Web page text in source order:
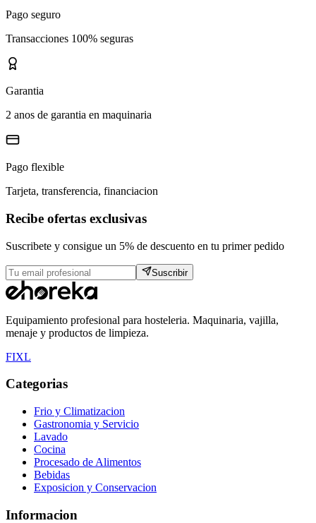
Pago seguro
Transacciones 100% seguras
Garantia
2 anos de garantia en maquinaria
Pago flexible
Tarjeta, transferencia, financiacion
Recibe ofertas exclusivas
Suscribete y consigue un 5% de descuento en tu primer pedido
Suscribir
Equipamiento profesional para hosteleria. Maquinaria, vajilla,
menaje y productos de limpieza.
FIXL
Categorias
Frio y Climatizacion
Gastronomia y Servicio
Lavado
Cocina
Procesado de Alimentos
Bebidas
Exposicion y Conservacion
Informacion